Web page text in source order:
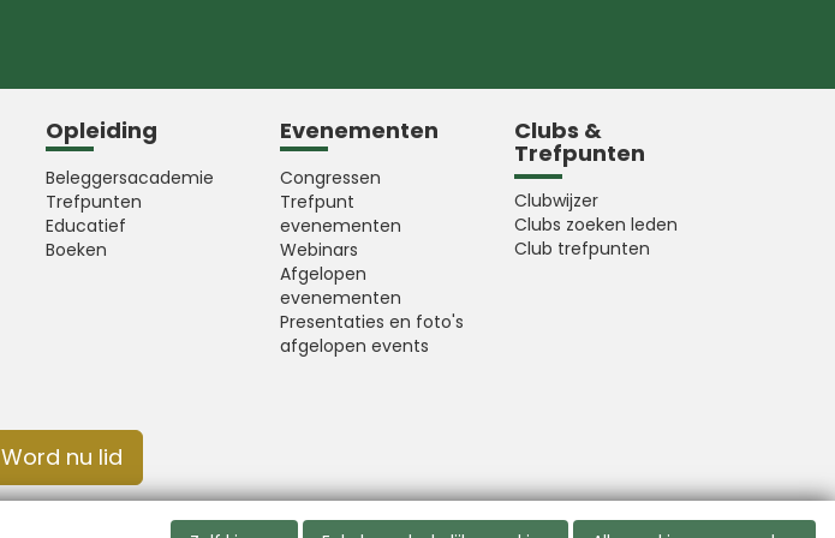
Opleiding
Beleggersacademie
Trefpunten
Educatief
Boeken
Evenementen
Congressen
Trefpunt
evenementen
Webinars
Afgelopen
evenementen
Presentaties en foto's
afgelopen events
Clubs &
Trefpunten
Clubwijzer
Clubs zoeken leden
Club trefpunten
Word nu lid